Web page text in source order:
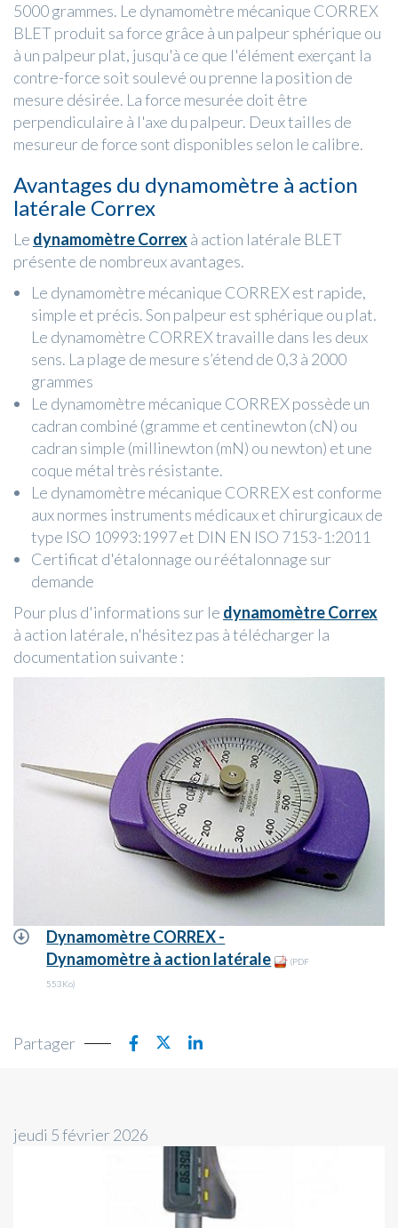
5000 grammes. Le dynamomètre mécanique CORREX
BLET produit sa force grâce à un palpeur sphérique ou
à un palpeur plat, jusqu'à ce que l'élément exerçant la
contre-force soit soulevé ou prenne la position de
mesure désirée. La force mesurée doit être
perpendiculaire à l'axe du palpeur. Deux tailles de
mesureur de force sont disponibles selon le calibre.
Avantages du dynamomètre à action
latérale Correx
Le dynamomètre Correxà action latérale BLET
présente de nombreux avantages.
Le dynamomètre mécanique CORREX est rapide,
simple et précis. Son palpeur est sphérique ou plat.
Le dynamomètre CORREX travaille dans les deux
sens. La plage de mesure s’étend de 0,3 à 2000
grammes
Le dynamomètre mécanique CORREX possède un
cadran combiné (gramme et centinewton (cN) ou
cadran simple (millinewton (mN) ou newton) et une
coque métal très résistante.
Le dynamomètre mécanique CORREX est conforme
aux normes instruments médicaux et chirurgicaux de
type ISO 10993:1997 et DIN EN ISO 7153-1:2011
Certificat d'étalonnage ou réétalonnage sur
demande
Pour plus d'informations sur le dynamomètre Correx
à action latérale, n'hésitez pas à télécharger la
documentation suivante :
Dynamomètre CORREX -
Dynamomètre à action latérale
(PDF
553Ko)
Partager
jeudi 5 février 2026